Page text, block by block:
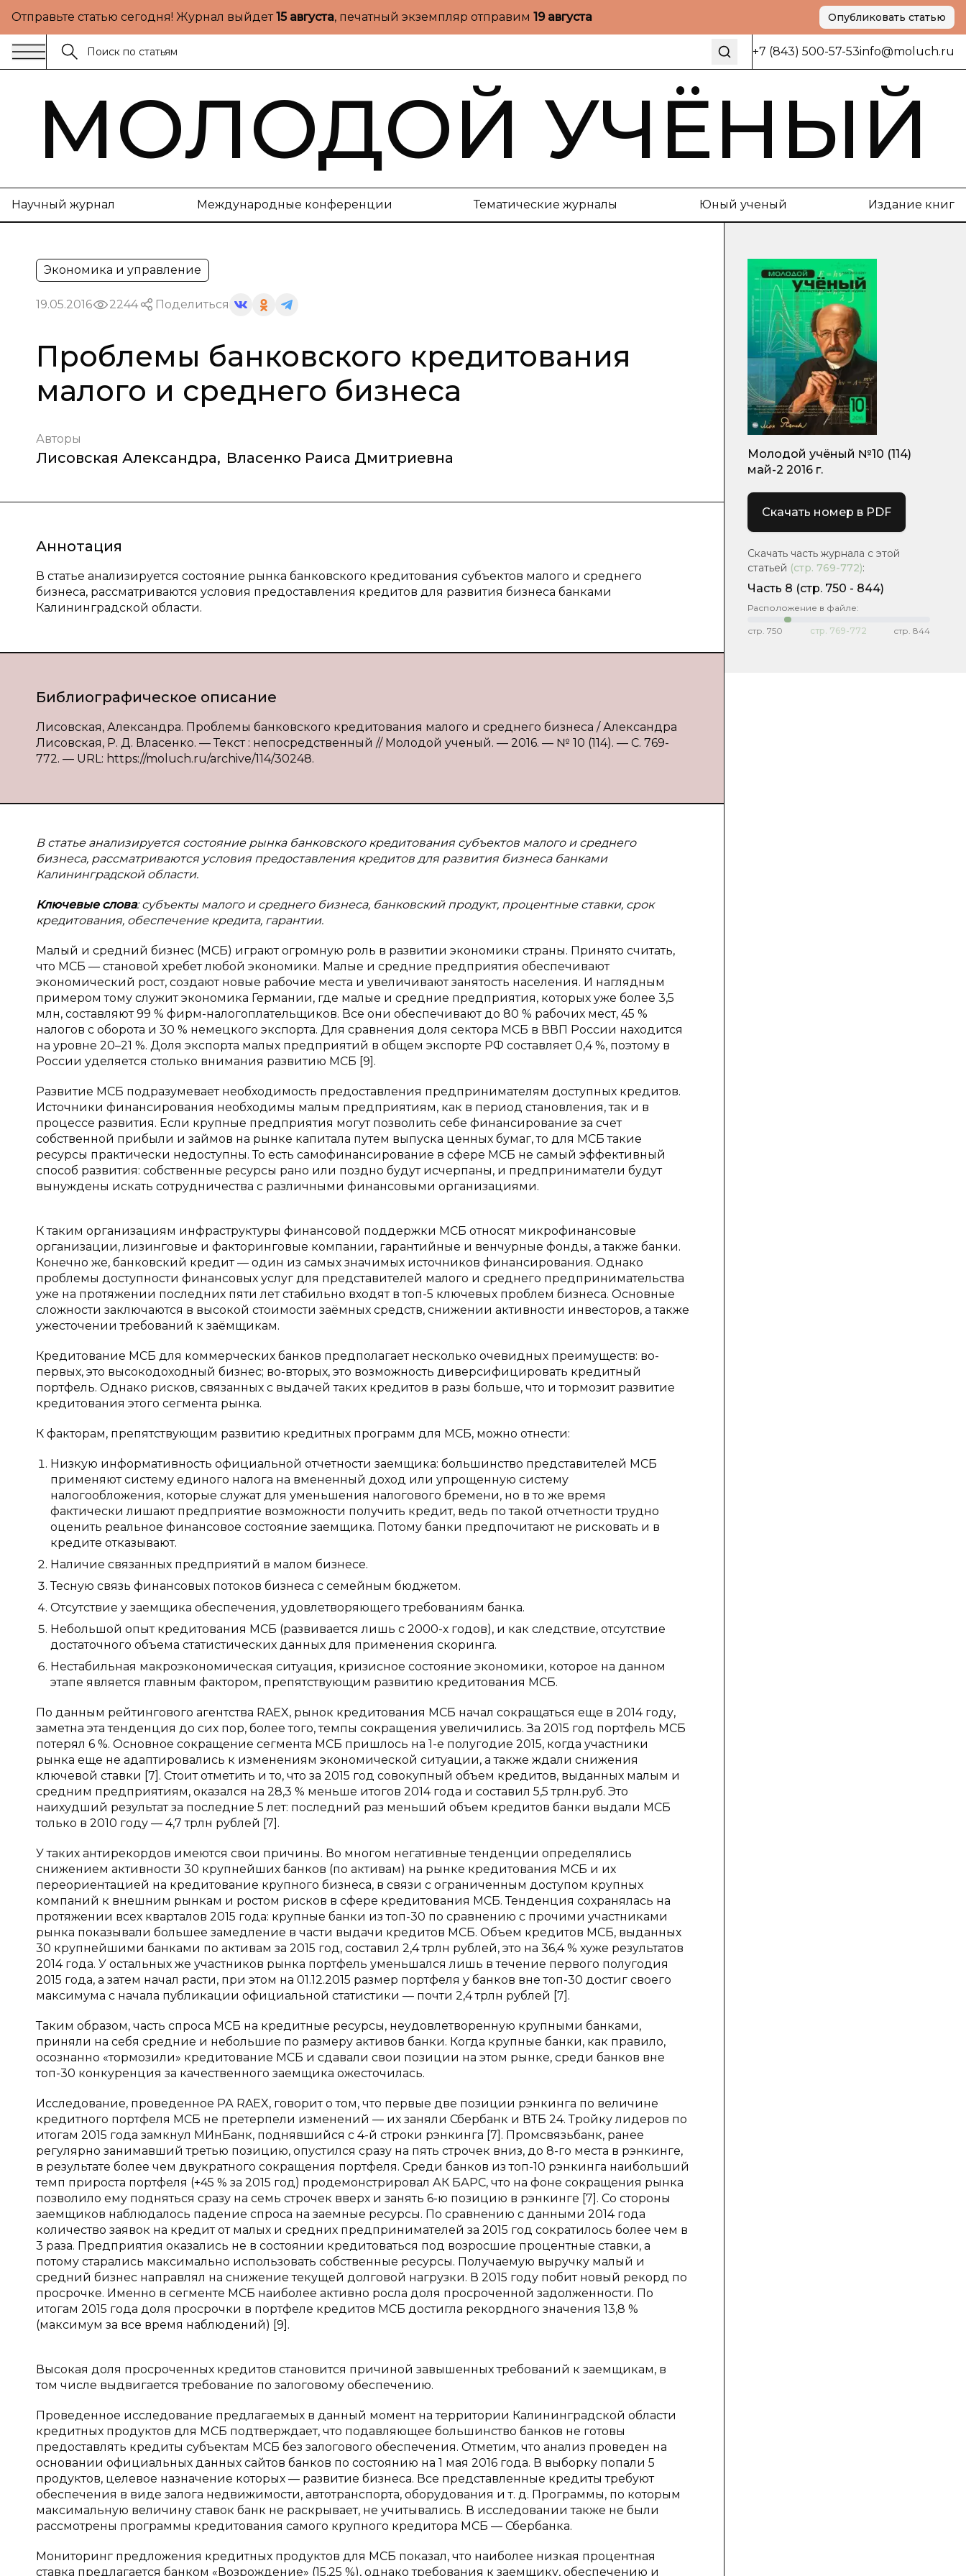
Отправьте статью сегодня! Журнал выйдет15 августа, печатный экземпляр отправим 19 августа Опубликовать статью
+7 (843) 500-57-53info@moluch.ru
МОЛОДОЙ УЧЁНЫЙ
Научный журнал Международные конференции Тематические журналы Юный ученый Издание книг
Экономика и управление
19.05.2016 2244 Поделиться
Проблемы банковского кредитования
малого и среднего бизнеса
Авторы
Лисовская Александра, Власенко Раиса Дмитриевна
Аннотация
В статье анализируется состояние рынка банковского кредитования субъектов малого и среднего
бизнеса, рассматриваются условия предоставления кредитов для развития бизнеса банками
Калининградской области.
Библиографическое описание
Лисовская, Александра. Проблемы банковского кредитования малого и среднего бизнеса / Александра
Лисовская, Р. Д. Власенко. — Текст : непосредственный // Молодой ученый. — 2016. — № 10 (114). — С. 769-
772. — URL: https://moluch.ru/archive/114/30248.
В статье анализируется состояние рынка банковского кредитования субъектов малого и среднего
бизнеса, рассматриваются условия предоставления кредитов для развития бизнеса банками
Калининградской области.
Ключевые слова: субъекты малого и среднего бизнеса, банковский продукт, процентные ставки, срок
кредитования, обеспечение кредита, гарантии.
Малый и средний бизнес (МСБ) играют огромную роль в развитии экономики страны. Принято считать,
что МСБ — становой хребет любой экономики. Малые и средние предприятия обеспечивают
экономический рост, создают новые рабочие места и увеличивают занятость населения. И наглядным
примером тому служит экономика Германии, где малые и средние предприятия, которых уже более 3,5
млн, составляют 99 % фирм-налогоплательщиков. Все они обеспечивают до 80 % рабочих мест, 45 %
налогов с оборота и 30 % немецкого экспорта. Для сравнения доля сектора МСБ в ВВП России находится
на уровне 20–21 %. Доля экспорта малых предприятий в общем экспорте РФ составляет 0,4 %, поэтому в
России уделяется столько внимания развитию МСБ [9].
Развитие МСБ подразумевает необходимость предоставления предпринимателям доступных кредитов.
Источники финансирования необходимы малым предприятиям, как в период становления, так и в
процессе развития. Если крупные предприятия могут позволить себе финансирование за счет
собственной прибыли и займов на рынке капитала путем выпуска ценных бумаг, то для МСБ такие
ресурсы практически недоступны. То есть самофинансирование в сфере МСБ не самый эффективный
способ развития: собственные ресурсы рано или поздно будут исчерпаны, и предприниматели будут
вынуждены искать сотрудничества с различными финансовыми организациями.
К таким организациям инфраструктуры финансовой поддержки МСБ относят микрофинансовые
организации, лизинговые и факторинговые компании, гарантийные и венчурные фонды, а также банки.
Конечно же, банковский кредит — один из самых значимых источников финансирования. Однако
проблемы доступности финансовых услуг для представителей малого и среднего предпринимательства
уже на протяжении последних пяти лет стабильно входят в топ-5 ключевых проблем бизнеса. Основные
сложности заключаются в высокой стоимости заёмных средств, снижении активности инвесторов, а также
ужесточении требований к заёмщикам.
Кредитование МСБ для коммерческих банков предполагает несколько очевидных преимуществ: во-
первых, это высокодоходный бизнес; во-вторых, это возможность диверсифицировать кредитный
портфель. Однако рисков, связанных с выдачей таких кредитов в разы больше, что и тормозит развитие
кредитования этого сегмента рынка.
К факторам, препятствующим развитию кредитных программ для МСБ, можно отнести:
Низкую информативность официальной отчетности заемщика: большинство представителей МСБ
применяют систему единого налога на вмененный доход или упрощенную систему
налогообложения, которые служат для уменьшения налогового бремени, но в то же время
фактически лишают предприятие возможности получить кредит, ведь по такой отчетности трудно
оценить реальное финансовое состояние заемщика. Потому банки предпочитают не рисковать и в
кредите отказывают.
Наличие связанных предприятий в малом бизнесе.
Тесную связь финансовых потоков бизнеса с семейным бюджетом.
Отсутствие у заемщика обеспечения, удовлетворяющего требованиям банка.
Небольшой опыт кредитования МСБ (развивается лишь с 2000-х годов), и как следствие, отсутствие
достаточного объема статистических данных для применения скоринга.
Нестабильная макроэкономическая ситуация, кризисное состояние экономики, которое на данном
этапе является главным фактором, препятствующим развитию кредитования МСБ.
По данным рейтингового агентства RAEX, рынок кредитования МСБ начал сокращаться еще в 2014 году,
заметна эта тенденция до сих пор, более того, темпы сокращения увеличились. За 2015 год портфель МСБ
потерял 6 %. Основное сокращение сегмента МСБ пришлось на 1-е полугодие 2015, когда участники
рынка еще не адаптировались к изменениям экономической ситуации, а также ждали снижения
ключевой ставки [7]. Стоит отметить и то, что за 2015 год совокупный объем кредитов, выданных малым и
средним предприятиям, оказался на 28,3 % меньше итогов 2014 года и составил 5,5 трлн.руб. Это
наихудший результат за последние 5 лет: последний раз меньший объем кредитов банки выдали МСБ
только в 2010 году — 4,7 трлн рублей [7].
У таких антирекордов имеются свои причины. Во многом негативные тенденции определялись
снижением активности 30 крупнейших банков (по активам) на рынке кредитования МСБ и их
переориентацией на кредитование крупного бизнеса, в связи с ограниченным доступом крупных
компаний к внешним рынкам и ростом рисков в сфере кредитования МСБ. Тенденция сохранялась на
протяжении всех кварталов 2015 года: крупные банки из топ-30 по сравнению с прочими участниками
рынка показывали большее замедление в части выдачи кредитов МСБ. Объем кредитов МСБ, выданных
30 крупнейшими банками по активам за 2015 год, составил 2,4 трлн рублей, это на 36,4 % хуже результатов
2014 года. У остальных же участников рынка портфель уменьшался лишь в течение первого полугодия
2015 года, а затем начал расти, при этом на 01.12.2015 размер портфеля у банков вне топ-30 достиг своего
максимума с начала публикации официальной статистики — почти 2,4 трлн рублей [7].
Таким образом, часть спроса МСБ на кредитные ресурсы, неудовлетворенную крупными банками,
приняли на себя средние и небольшие по размеру активов банки. Когда крупные банки, как правило,
осознанно «тормозили» кредитование МСБ и сдавали свои позиции на этом рынке, среди банков вне
топ-30 конкуренция за качественного заемщика ожесточилась.
Исследование, проведенное РА RAEX, говорит о том, что первые две позиции рэнкинга по величине
кредитного портфеля МСБ не претерпели изменений — их заняли Сбербанк и ВТБ 24. Тройку лидеров по
итогам 2015 года замкнул МИнБанк, поднявшийся с 4-й строки рэнкинга [7]. Промсвязьбанк, ранее
регулярно занимавший третью позицию, опустился сразу на пять строчек вниз, до 8-го места в рэнкинге,
в результате более чем двукратного сокращения портфеля. Среди банков из топ-10 рэнкинга наибольший
темп прироста портфеля (+45 % за 2015 год) продемонстрировал АК БАРС, что на фоне сокращения рынка
позволило ему подняться сразу на семь строчек вверх и занять 6-ю позицию в рэнкинге [7]. Со стороны
заемщиков наблюдалось падение спроса на заемные ресурсы. По сравнению с данными 2014 года
количество заявок на кредит от малых и средних предпринимателей за 2015 год сократилось более чем в
3 раза. Предприятия оказались не в состоянии кредитоваться под возросшие процентные ставки, а
потому старались максимально использовать собственные ресурсы. Получаемую выручку малый и
средний бизнес направлял на снижение текущей долговой нагрузки. В 2015 году побит новый рекорд по
просрочке. Именно в сегменте МСБ наиболее активно росла доля просроченной задолженности. По
итогам 2015 года доля просрочки в портфеле кредитов МСБ достигла рекордного значения 13,8 %
(максимум за все время наблюдений) [9].
Высокая доля просроченных кредитов становится причиной завышенных требований к заемщикам, в
том числе выдвигается требование по залоговому обеспечению.
Проведенное исследование предлагаемых в данный момент на территории Калининградской области
кредитных продуктов для МСБ подтверждает, что подавляющее большинство банков не готовы
предоставлять кредиты субъектам МСБ без залогового обеспечения. Отметим, что анализ проведен на
основании официальных данных сайтов банков по состоянию на 1 мая 2016 года. В выборку попали 5
продуктов, целевое назначение которых — развитие бизнеса. Все представленные кредиты требуют
обеспечения в виде залога недвижимости, автотранспорта, оборудования и т. д. Программы, по которым
максимальную величину ставок банк не раскрывает, не учитывались. В исследовании также не были
рассмотрены программы кредитования самого крупного кредитора МСБ — Сбербанка.
Мониторинг предложения кредитных продуктов для МСБ показал, что наиболее низкая процентная
ставка предлагается банком «Возрождение» (15,25 %), однако требования к заемщику, обеспечению и
Молодой учёный №10 (114)
май-2 2016 г.
Скачать номер в PDF
Скачать часть журнала с этой
статьей (стр. 769-772):
Часть 8 (cтр. 750 - 844)
Расположение в файле:
стр. 750 стр. 769-772 стр. 844